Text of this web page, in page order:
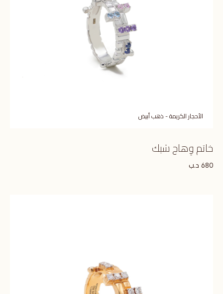
الأحجار الكريمة - ذهب أبيض
خاتم وِهاج شيك
680 د.ب